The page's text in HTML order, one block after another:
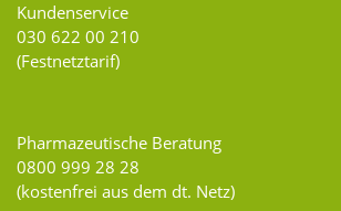
Kundenservice
030 622 00 210
(Festnetztarif)
Pharmazeutische Beratung
0800 999 28 28
(kostenfrei aus dem dt. Netz)